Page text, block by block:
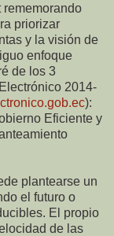
rememorando
priorizar
y la visión de
enfoque
de los 3
2014-
):
Eficiente y
plantearse un
el futuro o
El propio
de las